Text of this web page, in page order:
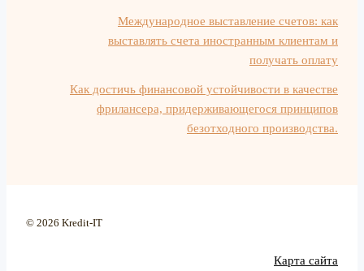
Международное выставление счетов: как
выставлять счета иностранным клиентам и
получать оплату
Как достичь финансовой устойчивости в качестве
фрилансера, придерживающегося принципов
безотходного производства.
© 2026 Kredit-IT
Карта сайта